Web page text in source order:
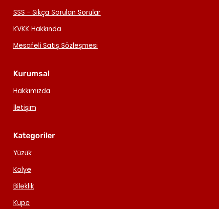
SSS - Sıkça Sorulan Sorular
KVKK Hakkında
Mesafeli Satış Sözleşmesi
Kurumsal
Hakkımızda
İletişim
Kategoriler
Yüzük
Kolye
Bileklik
Küpe